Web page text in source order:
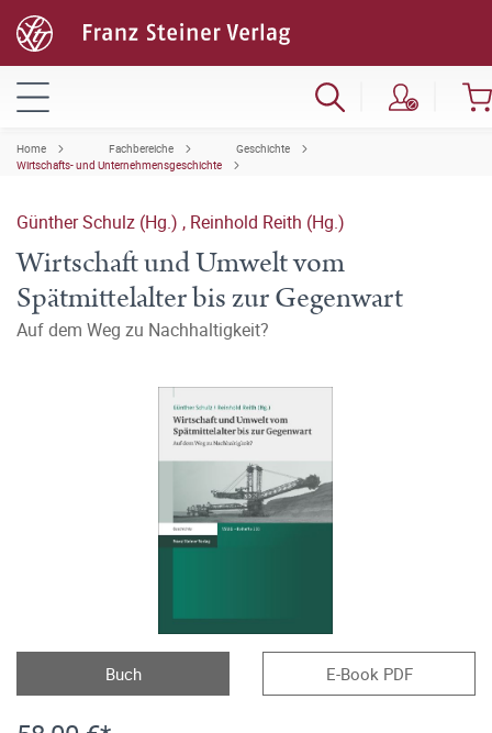
Home Fachbereiche
Geschichte
Wirtschafts- und Unternehmensgeschichte
Günther Schulz (Hg.) , Reinhold Reith (Hg.)
Wirtschaft und Umwelt vom
Spätmittelalter bis zur Gegenwart
Auf dem Weg zu Nachhaltigkeit?
Buch E-Book PDF